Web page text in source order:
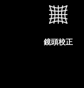
鏡頭校正